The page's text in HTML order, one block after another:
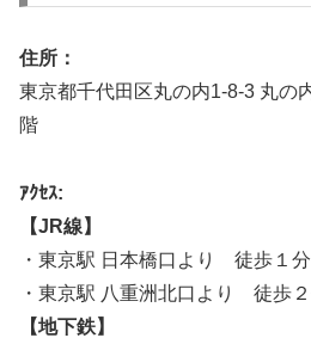
住所：
東京都千代田区丸の内1-8-3 丸の
階
ｱｸｾｽ:
【JR線】
・東京駅 日本橋口より 徒歩１分
・東京駅 八重洲北口より 徒歩
【地下鉄】